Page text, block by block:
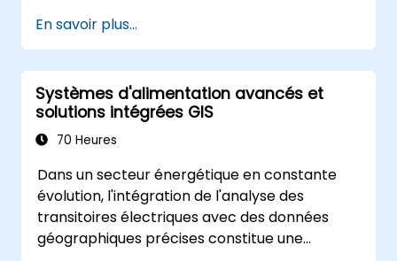
complexe de données.
Appliquer la modélisation spatiale pour la
résolution de problèmes dans des
scénarios réels.
Conduire des analyses géostatistiques
pour une interprétation avancée des
Intégrer des sources de données
externes et exploiter l'analyse de
données spatiales 3D.
En savoir plus...
Systèmes d'alimentation avancés et
solutions intégrées GIS
70 Heures
Dans un secteur énergétique en constante
évolution, l'intégration de l'analyse des
transitoires électriques avec des données
géographiques précises constitue une